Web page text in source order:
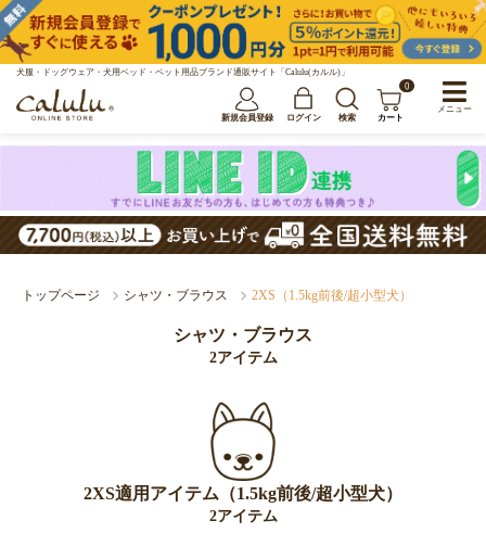
犬服・ドッグウェア・犬用ベッド・ペット用品ブランド通販サイト「Calulu(カルル)」
新規会員登録 ログイン 検索
0
カート
トップページ シャツ・ブラウス 2XS（1.5kg前後/超小型犬）
シャツ・ブラウス
2アイテム
2XS適用アイテム（1.5kg前後/超小型犬）
2アイテム
メニュー